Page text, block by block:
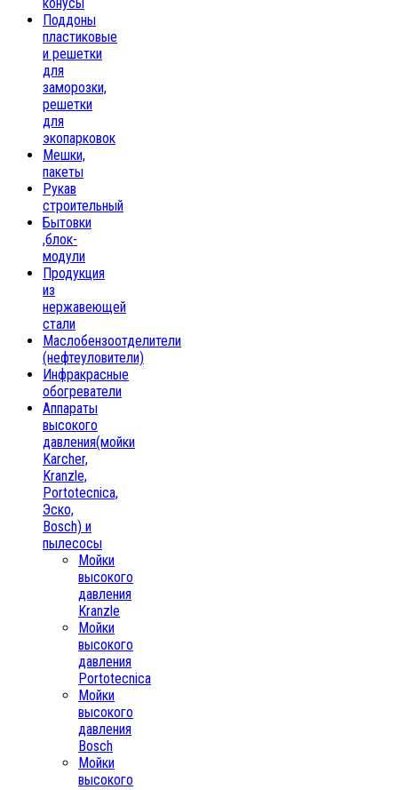
Поддоны
пластиковые
и решетки
для
заморозки,
решетки
для
экопарковок
Мешки,
пакеты
Рукав
строительный
Бытовки
,блок-
модули
Продукция
из
нержавеющей
стали
Маслобензоотделители
(нефтеуловители)
Инфракрасные
обогреватели
Аппараты
высокого
давления(мойки
Karcher,
Kranzle,
Portotecnica,
Эско,
Bosch) и
пылесосы
Мойки
высокого
давления
Kranzle
Мойки
высокого
давления
Portotecnica
Мойки
высокого
давления
Bosch
Мойки
высокого